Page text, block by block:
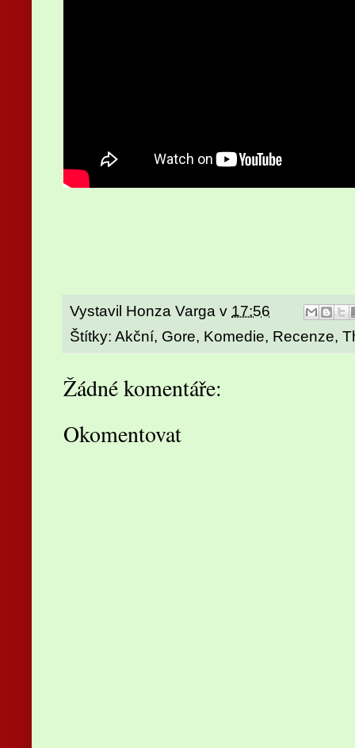
Vystavil Honza Varga v 17:56
Štítky: Akční, Gore, Komedie, Recenze,
Žádné komentáře:
Okomentovat